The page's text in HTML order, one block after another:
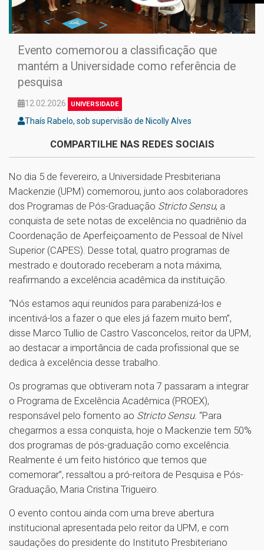
Evento comemorou a classificação que
mantém a Universidade como referência de
pesquisa
12.02.2026 UNIVERSIDADE
Thaís Rabelo, sob supervisão de Nicolly Alves
COMPARTILHE NAS REDES SOCIAIS
No dia 5 de fevereiro, a Universidade Presbiteriana
Mackenzie (UPM) comemorou, junto aos colaboradores
dos Programas de Pós-Graduação Stricto Sensu, a
conquista de sete notas de excelência no quadriênio da
Coordenação de Aperfeiçoamento de Pessoal de Nível
Superior (CAPES). Desse total, quatro programas de
mestrado e doutorado receberam a nota máxima,
reafirmando a excelência acadêmica da instituição.
“Nós estamos aqui reunidos para parabenizá-los e
incentivá-los a fazer o que eles já fazem muito bem”,
disse Marco Tullio de Castro Vasconcelos, reitor da UPM,
ao destacar a importância de cada profissional que se
dedica à excelência desse trabalho.
Os programas que obtiveram nota 7 passaram a integrar
o Programa de Excelência Acadêmica (PROEX),
responsável pelo fomento ao Stricto Sensu. “Para
chegarmos a essa conquista, hoje o Mackenzie tem 50%
dos programas de pós-graduação como excelência.
Realmente é um feito histórico que temos que
comemorar”, ressaltou a pró-reitora de Pesquisa e Pós-
Graduação, Maria Cristina Trigueiro.
O evento contou ainda com uma breve abertura
institucional apresentada pelo reitor da UPM, e com
saudações do presidente do Instituto Presbiteriano